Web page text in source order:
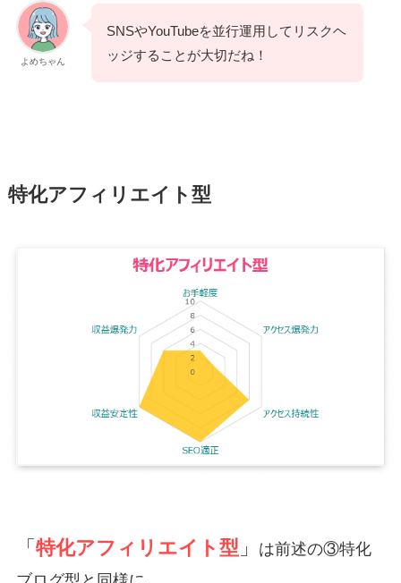
よめちゃん
SNSやYouTubeを並行運用してリスクヘ
ッジすることが大切だね！
特化アフィリエイト型
「 特化アフィリエイト型 」
は前述の③特化